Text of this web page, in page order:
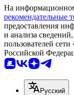
На
рекомендательные
предоставления
и анализа
пользователей
Российской
Русский